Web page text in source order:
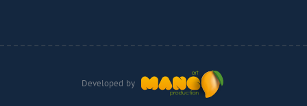
Developed by